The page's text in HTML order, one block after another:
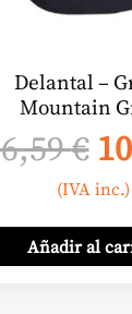
Delantal –
Mountain
€ El
(IVA inc.)
Añadiral